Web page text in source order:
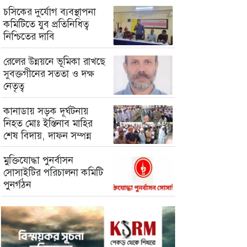
চসিকের দুর্যোগ ব্যবস্থাপনা
কমিটিতে যুব প্রতিনিধিত্ব
নিশ্চিতের দাবি
রেলের উন্নয়নে ভূমিকা রাখছে
সুবক্তগীনের সততা ও দক্ষ
নেতৃত্ব
কানাডায় সড়ক দূর্ঘটনায়
নিহত মোঃ ইস্তিনাব মাহির
শেষ বিদায়, দাফন সম্পন্ন
মুক্তিযোদ্ধা পুনর্বাসন
সোসাইটির পরিচালনা কমিটি
পুনর্গঠন